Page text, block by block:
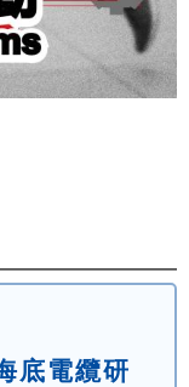
底電纜研